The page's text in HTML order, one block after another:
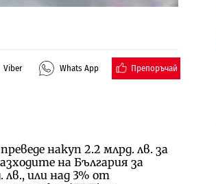
Viber Whats App Препоръчай
накуп 2.2 млрд. лв. за
на България за
лв., или над 3% от